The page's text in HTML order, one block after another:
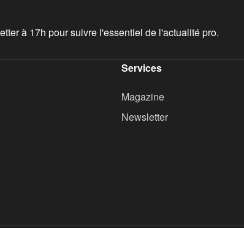
à 17h pour suivre l'essentiel de l'actualité pro.
Services
Magazine
Newsletter